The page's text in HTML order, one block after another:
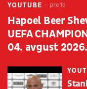
YOUTUBE pre 1d
Hapoel Beer
UEFA
04. avgust 2026.